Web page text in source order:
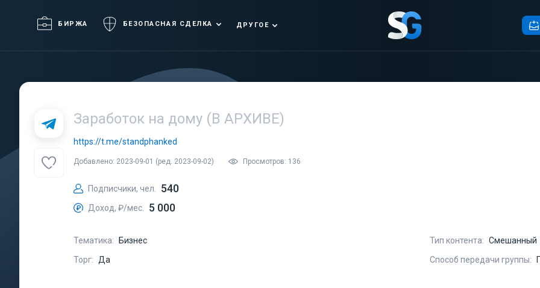
БИРЖА БЕЗОПАСНАЯ СДЕЛКА ДРУГОЕ
Заработок на дому (В АРХИВЕ)
https://t.me/standphanked
Добавлено: 2023-09-01 (ред. 2023-09-02) Просмотров: 136
Подписчики, чел. 540
Доход, ₽/мес. 5 000
Тематика:
Бизнес
Торг:
Да
Тип контента: Смешанный
Способ передачи группы: